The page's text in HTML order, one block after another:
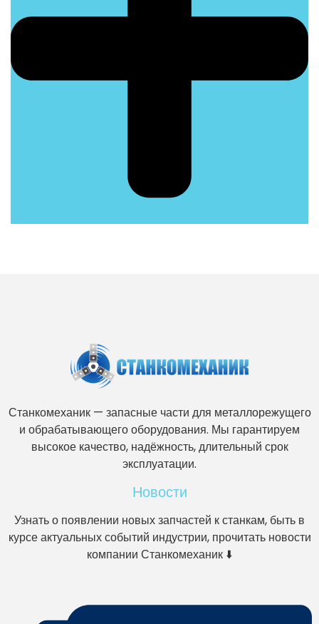
Станкомеханик — запасные части для металлорежущего
и обрабатывающего оборудования. Мы гарантируем
высокое качество, надёжность, длительный срок
эксплуатации.
Новости
Узнать о появлении новых запчастей к станкам, быть в
курсе актуальных событий индустрии, прочитать новости
компании Станкомеханик ⬇️